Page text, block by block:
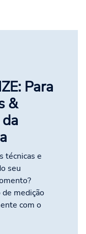
Para
&
técnicas e
seu
de medição
com o